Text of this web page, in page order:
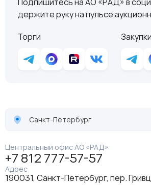
Подпишитесь на АО «РАД» в
держите руку на пульсе
Торги
Закупки
Санкт-Петербург
Центральный офис АО «РАД»
+7 812 777-57-57
Адрес
190031, Санкт-Петербург, пер.